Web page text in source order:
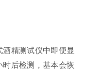
精测试仪中即便显
后检测，基本会恢